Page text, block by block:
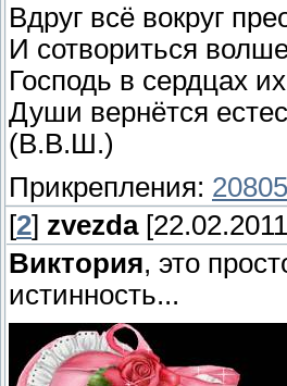
Вдруг всё вокруг
И сотвориться
Господь в сердцах
Души вернётся
(В.В.Ш.)
Прикрепления:
[2] zvezda
Виктория, это
истинность...